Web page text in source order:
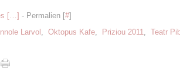
[…] - Permalien [#]
Larvol , Oktopus Kafe, Priziou 2011, Teatr